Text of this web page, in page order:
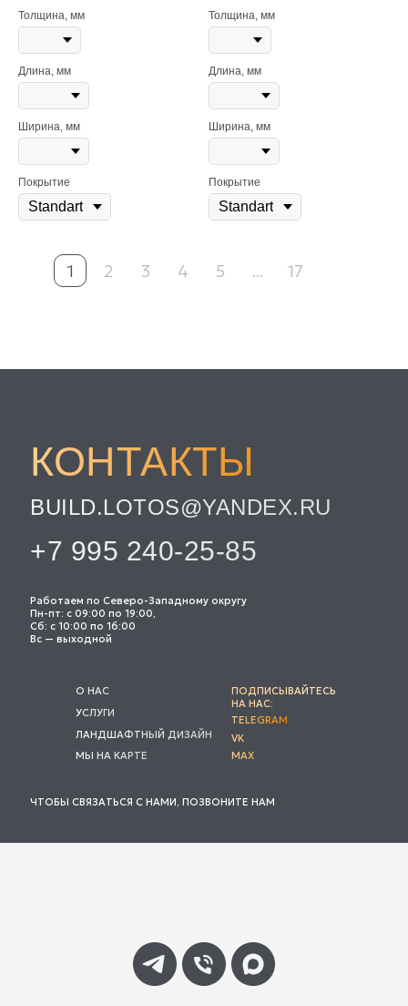
Толщина, мм
Длина, мм
Ширина, мм
Покрытие
Толщина, мм
Длина, мм
Ширина, мм
Покрытие
1 2 3 4 5 ... 17
ПОДПИСЫВАЙТЕСЬ
НА НАС:
VK
MAX
TELEGRAM
МЫ НА КАРТЕ
ЛАНДШАФТНЫЙ ДИЗАЙН
УСЛУГИ
О НАС
Работаем по Северо-Западному округу
Пн-пт: с 09:00 по 19:00,
Сб: с 10:00 по 16:00
Вс — выходной
ЧТОБЫ СВЯЗАТЬСЯ С НАМИ, ПОЗВОНИТЕ НАМ
+7 995 240-25-85
BUILD.LOTOS@YANDEX.RU
КОНТАКТЫ